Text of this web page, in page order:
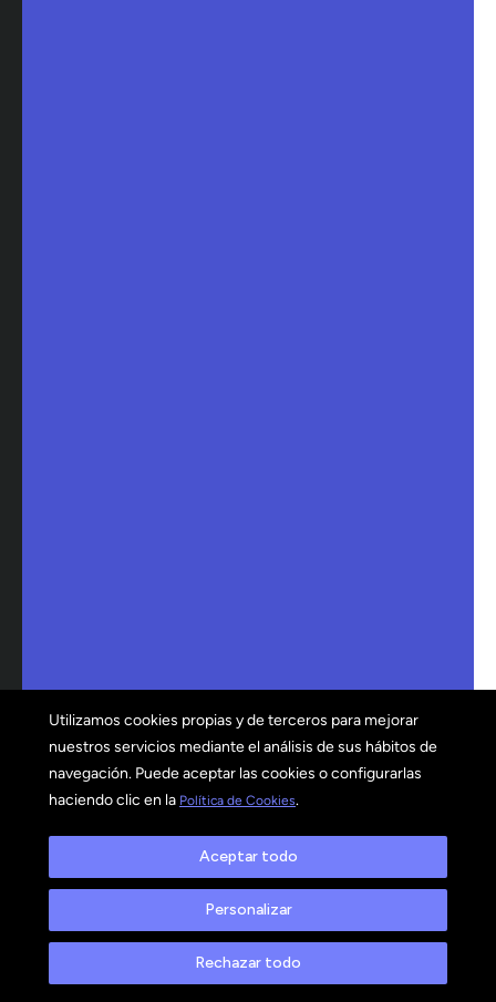
Utilizamos cookies propias y de terceros para mejorar
nuestros servicios mediante el análisis de sus hábitos de
navegación. Puede aceptar las cookies o configurarlas
haciendo clic en la Política de Cookies.
Personalizar
Rechazar todo
Aceptar todo